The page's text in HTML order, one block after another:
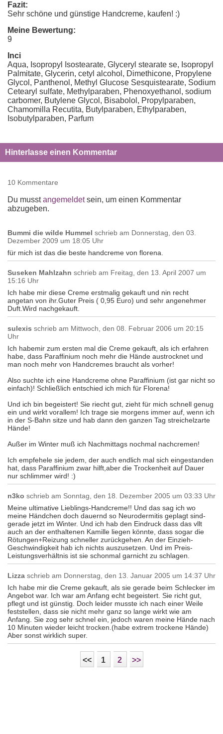
Fazit:
Sehr schöne und günstige Handcreme, kaufen! :)
Meine Bewertung:
9
Inci
Aqua, Isopropyl Isostearate, Glyceryl stearate se, Isopropyl
Palmitate, Glycerin, cetyl alcohol, Dimethicone, Propylene
Glycol, Panthenol, Methyl Glucose Sesquistearate, Sodium
Cetearyl sulfate, Methylparaben, Phenoxyethanol, sodium
carbomer, Butylene Glycol, Bisabolol, Propylparaben,
Chamomilla Recutita, Butylparaben, Ethylparaben,
Isobutylparaben, Parfum
Hinterlasse einen Kommentar
10 Kommentare
Du musstangemeldetsein, um einen Kommentar
abzugeben.
Bummi die wilde Hummel schrieb am Donnerstag, den 03.
Dezember 2009 um 18:05 Uhr
für mich ist das die beste handcreme von florena.
Suseken Mahlzahn schrieb am Freitag, den 13. April 2007 um
15:16 Uhr
Ich habe mir diese Creme erstmalig gekauft und nin recht
angetan von ihr.Guter Preis ( 0,95 Euro) und sehr angenehmer
Duft.Wird nachgekauft.
sulexis schrieb am Mittwoch, den 08. Februar 2006 um 20:15
Uhr
Ich habemir zum ersten mal die Creme gekauft, als ich erfahren
habe, dass Paraffinium noch mehr die Hände austrocknet und
man noch mehr von Handcremes braucht als vorher!
Also suchte ich eine Handcreme ohne Paraffinium (ist gar nicht so
einfach)! Schließlich entschied ich mich für Florena!
Und ich bin begeistert! Sie riecht gut, zieht für mich schnell genug
ein und wirkt vorallem! Ich trage sie morgens immer auf, wenn ich
in der S-Bahn sitze und hab dann den ganzen Tag streichelzarte
Hände!
Außer im Winter muß ich Nachmittags nochmal nachcremen!
Ich empfehele sie jedem, der auch endlich mal sich eingestanden
hat, dass Paraffinium zwar hilft,aber die Trockenheit auf Dauer
nur schlimmer wird! :)
n3ko schrieb am Sonntag, den 18. Dezember 2005 um 03:33 Uhr
Meine ultimative Lieblings-Handcreme!! Und das sag ich wo
meine Händchen doch dauernd so Neurodermitis geplagt sind-
gerade jetzt im Winter. Und ich hab den Eindruck dass das vllt
auch an der enthaltenen Kamille liegen könnte, dass sogar die
Rötungen+Reizung schneller zurückgehen. An der Einzieh-
Geschwindigkeit hab ich nichts auszusetzen. Und im Preis-
Leistungsverhältnis ist sie schonmal garnicht zu schlagen.
Lizza schrieb am Donnerstag, den 13. Januar 2005 um 14:37 Uhr
Ich habe mir die Creme gekauft, als sie gerade beim Schlecker im
Angebot war. Ich war am Anfang echt begeistert. Sie richt gut,
pflegt und ist günstig. Doch leider musste ich nach einer Weile
feststellen, dass sie nicht mehr ganz so lange wirkt wie am
Anfang. Sie zog sehr schnel ein, jedoch waren meine Hände nach
10 Minuten wieder leicht trocken.(habe extrem trockene Hände)
Aber sonst wirklich super.
<< 1 2 >>